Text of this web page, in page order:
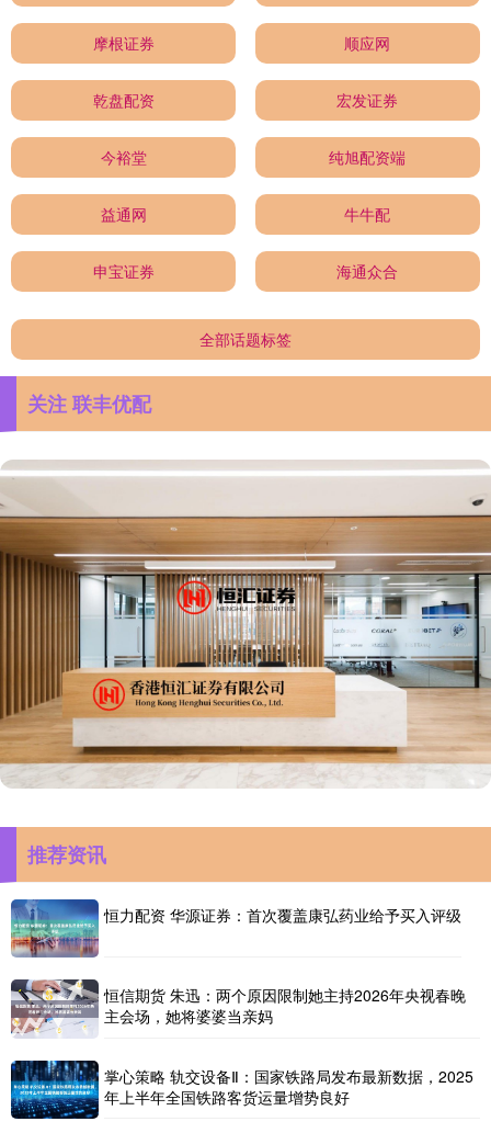
摩根证券 顺应网
乾盘配资 宏发证券
今裕堂 纯旭配资端
益通网 牛牛配
申宝证券 海通众合
全部话题标签
关注 联丰优配
推荐资讯
恒力配资 华源证券：首次覆盖康弘药业给予买入评级
恒信期货 朱迅：两个原因限制她主持2026年央视春晚
主会场，她将婆婆当亲妈
掌心策略 轨交设备Ⅱ：国家铁路局发布最新数据，2025
年上半年全国铁路客货运量增势良好